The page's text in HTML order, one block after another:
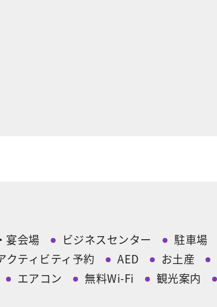
宴会場 ビジネスセンター
駐車場
クティビティ予約 AED お土産
エアコン 無料Wi-Fi 観光案内